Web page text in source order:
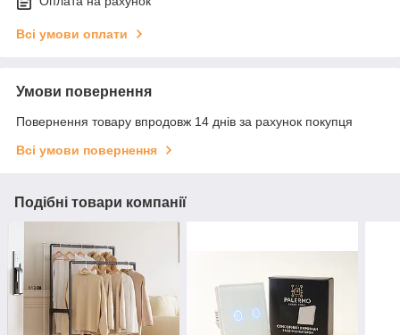
Всі умови оплати
Умови повернення
Повернення товару впродовж 14 днів за рахунок покупця
Всі умови повернення
Подібні товари компанії